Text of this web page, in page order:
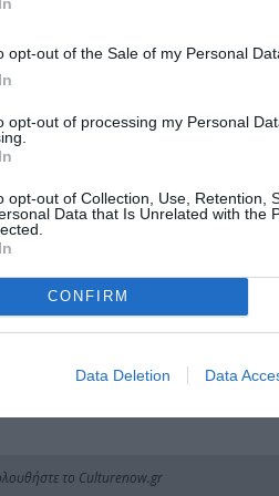
opt-out of the Sale of my Personal
opt-out of processing my Personal
opt-out of Collection, Use, Retention,
Data that Is Unrelated with the
CONFIRM
Data Deletion Data
πρώτοι όλες τις ειδήσεις
στοCulturenow.gr
και τον Πολιτισμό!
το Culturenow.gr